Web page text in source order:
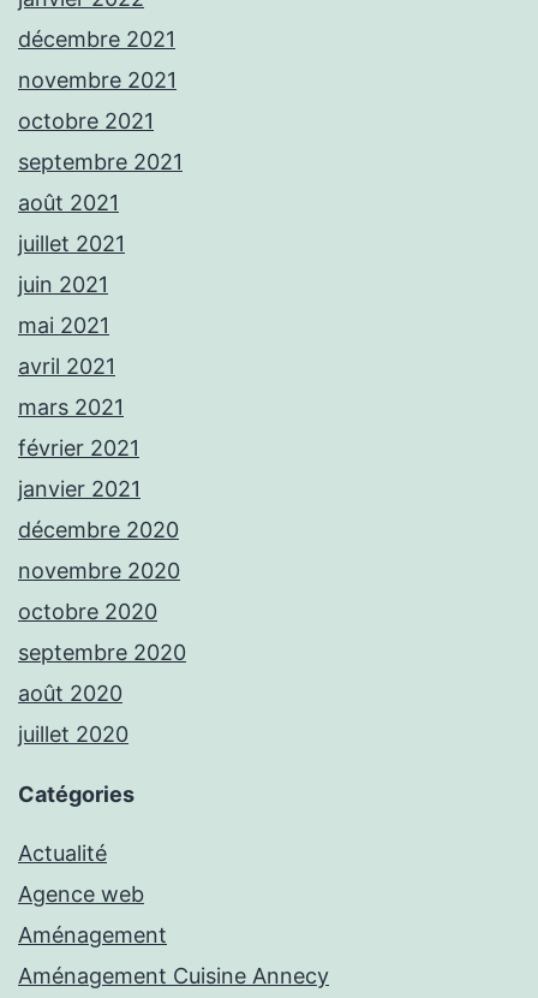
décembre 2021
novembre 2021
octobre 2021
septembre 2021
août 2021
juillet 2021
juin 2021
mai 2021
avril 2021
mars 2021
février 2021
janvier 2021
décembre 2020
novembre 2020
octobre 2020
septembre 2020
août 2020
juillet 2020
Catégories
Actualité
Agence web
Aménagement
Aménagement Cuisine Annecy